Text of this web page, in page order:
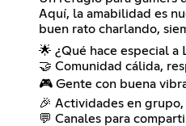
Aquí, la amabilidad es
buen rato charlando,
🌟 ¿Qué hace especial a
🤝 Comunidad cálida,
🎮 Gente con buena
🎉 Actividades en
💬 Canales para